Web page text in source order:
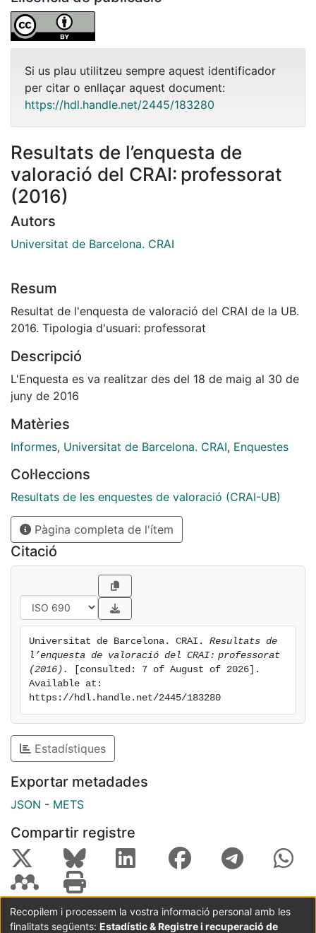
Si us plau utilitzeu sempre aquest identificador
per citar o enllaçar aquest document:
https://hdl.handle.net/2445/183280
Resultats de l’enquesta de
valoració del CRAI: professorat
(2016)
Autors
Universitat de Barcelona. CRAI
Resum
Resultat de l'enquesta de valoració del CRAI de la UB.
2016. Tipologia d'usuari: professorat
Descripció
L'Enquesta es va realitzar des del 18 de maig al 30 de
juny de 2016
Matèries
Informes, Universitat de Barcelona. CRAI, Enquestes
Col·leccions
Resultats de les enquestes de valoració (CRAI-UB)
Pàgina completa de l'ítem
Citació
Universitat de Barcelona. CRAI. Resultats de
l’enquesta de valoració del CRAI: professorat
(2016).
[consulted: 7 of August of 2026].
Available at:
https://hdl.handle.net/2445/183280
Estadístiques
Exportar metadades
JSON - METS
Compartir registre
Coordinació:CRAI UB Avís legal Metadades
Recopilem i processem la vostra informació personal amb les
finalitats següents: Estadístic & Registre i recuperació de